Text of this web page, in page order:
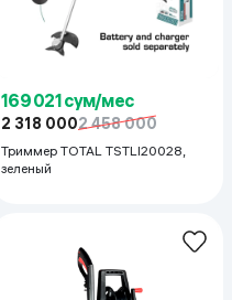
169 021 сум/мес
2 318 0002 458 000
Триммер TOTAL TSTLI20028,
зеленый